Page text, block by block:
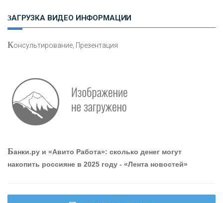
«ПРОМРЕГИОНБАНК»
ОНАС
КОНТАКТЫ
ЗАГРУЗКА ВИДЕО ИНФОРМАЦИИ
Консультирование, Презентация
Банки.ру и «Авито Работа»: сколько денег могут
накопить россияне в 2025 году - «Лента новостей»